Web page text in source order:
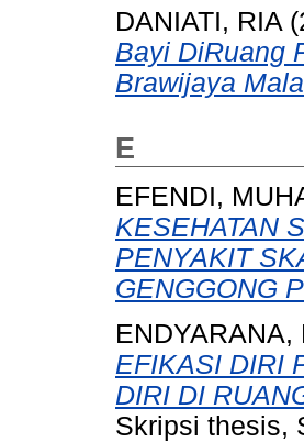
DANIATI, RIA
Bayi DiRuang
Brawijaya
E
EFENDI,
KESEHATAN
PENYAKIT
GENGGONG
ENDYARANA,
EFIKASI DIRI
DIRI DI
Skripsi thesis,